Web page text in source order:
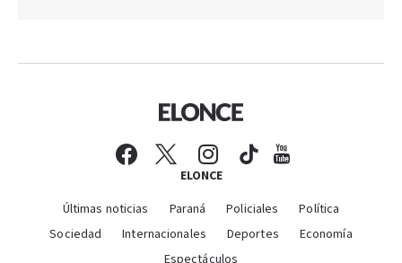
ELONCE
Últimas noticias Paraná Policiales
Política
Sociedad
Internacionales Deportes
Economía
Espectáculos